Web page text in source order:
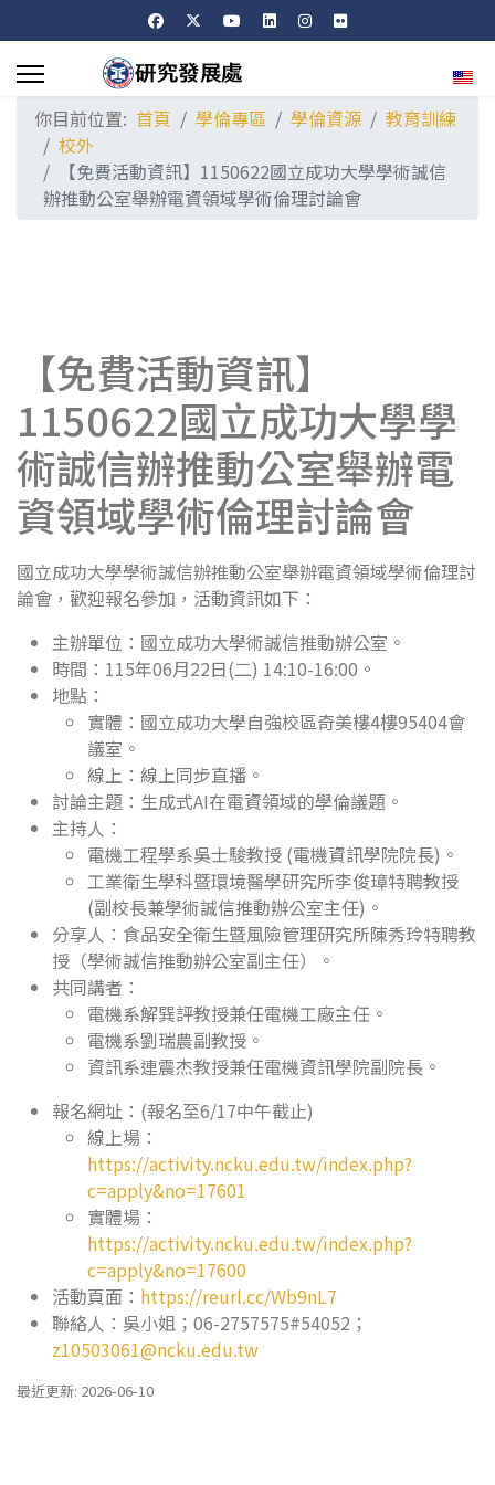
選擇
你目前位置: 首頁 學倫專區 學倫資源
教育訓練
校外
【免費活動資訊】1150622國立成功大學學術誠信
辦推動公室舉辦電資領域學術倫理討論會
【免費活動資訊】
1150622國立成功大學學
術誠信辦推動公室舉辦電
資領域學術倫理討論會
國立成功大學學術誠信辦推動公室舉辦電資領域學術倫理討
論會，歡迎報名參加，活動資訊如下：
主辦單位：國立成功大學術誠信推動辦公室。
時間：115年06月22日(二) 14:10-16:00。
地點：
實體：國立成功大學自強校區奇美樓4樓95404會
議室。
線上：線上同步直播。
討論主題：生成式AI在電資領域的學倫議題。
主持人：
電機工程學系吳士駿教授 (電機資訊學院院長)。
工業衛生學科暨環境醫學研究所李俊璋特聘教授
(副校長兼學術誠信推動辦公室主任)。
分享人：食品安全衛生暨風險管理研究所陳秀玲特聘教
授（學術誠信推動辦公室副主任）。
共同講者：
電機系解巽評教授兼任電機工廠主任。
電機系劉瑞農副教授。
資訊系連震杰教授兼任電機資訊學院副院長。
報名網址：(報名至6/17中午截止)
線上場：
https://activity.ncku.edu.tw/index.php?
c=apply&no=17601
實體場：
https://activity.ncku.edu.tw/index.php?
c=apply&no=17600
活動頁面： https://reurl.cc/Wb9nL7
聯絡人：吳小姐；06-2757575#54052；
z10503061@ncku.edu.tw
最近更新: 2026-06-10